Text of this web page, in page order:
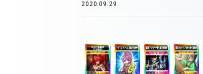
2020.09.29